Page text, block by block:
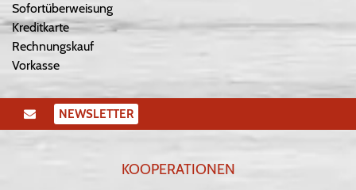
Sofortüberweisung
Kreditkarte
Rechnungskauf
Vorkasse
NEWSLETTER
KOOPERATIONEN